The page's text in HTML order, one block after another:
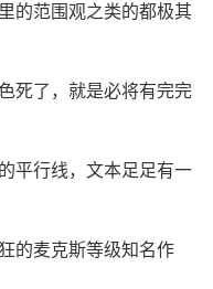
的范围观之类的都极其
死了，就是必将有完完
平行线，文本足足有一
的麦克斯等级知名作